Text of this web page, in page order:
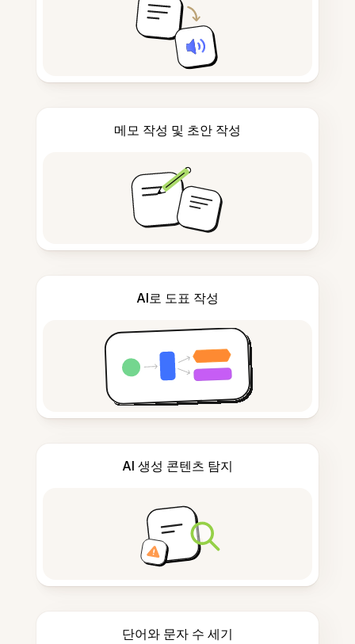
메모 작성 및 초안 작성
AI로 도표 작성
AI 생성 콘텐츠 탐지
단어와 문자 수 세기